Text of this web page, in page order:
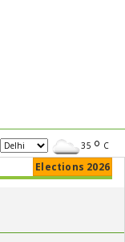
USD/INR 35 C
Elections 2026